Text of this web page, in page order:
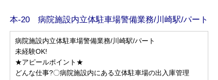
本-20 病院施設内立体駐車場警備業務/川崎駅/パート
病院施設内立体駐車場警備業務/川崎駅/パート
未経験OK!
★アピールポイント★
どんな仕事?〇病院施設内にある立体駐車場の出入庫管理